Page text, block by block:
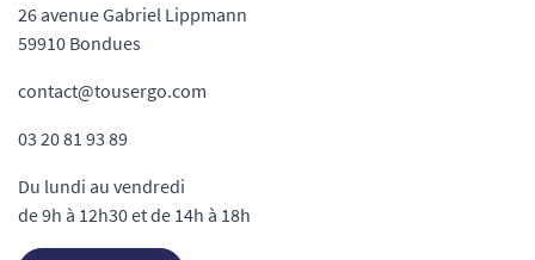
26 avenue Gabriel Lippmann
59910 Bondues
contact@tousergo.com
03 20 81 93 89
Du lundi au vendredi
de 9h à 12h30 et de 14h à 18h